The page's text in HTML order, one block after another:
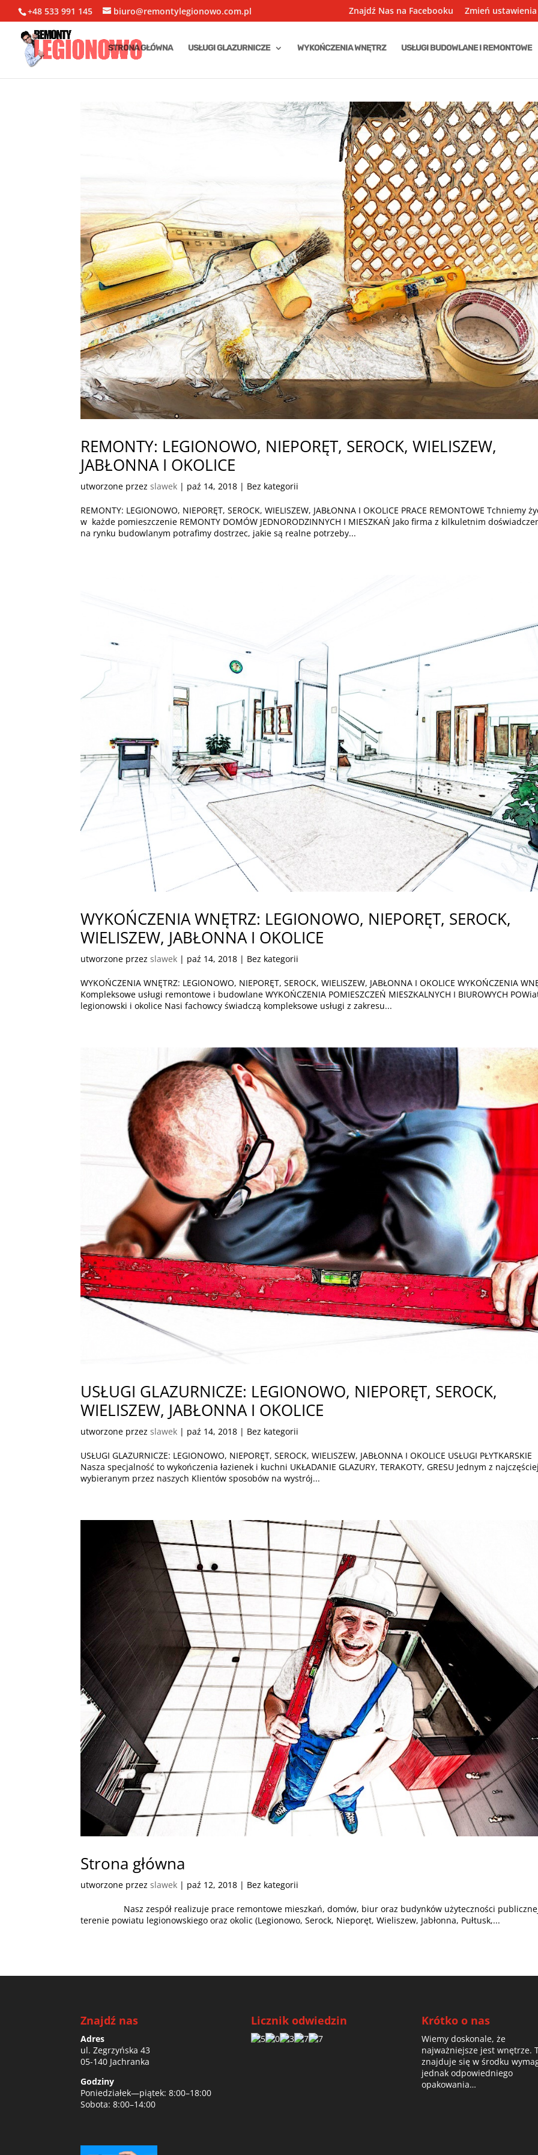
+48 533 991 145 biuro@remontylegionowo.com.pl Znajdź Nas na Facebooku Zmień
STRONA GŁÓWNA USŁUGI GLAZURNICZE WYKOŃCZENIA WNĘTRZ USŁUGI BUDOWLANE I REMONTOWE
REMONTY: LEGIONOWO, NIEPORĘT, SEROCK, WIELISZEW,
JABŁONNA I OKOLICE
utworzone przezslawek | paź 14, 2018 | Bez kategorii
REMONTY: LEGIONOWO, NIEPORĘT, SEROCK, WIELISZEW, JABŁONNA I OKOLICE PRACE REMONTOWE Tchniemy
w każde pomieszczenie REMONTY DOMÓW JEDNORODZINNYCH I MIESZKAŃ Jako firma z kilkuletnim
na rynku budowlanym potrafimy dostrzec, jakie są realne potrzeby...
WYKOŃCZENIA WNĘTRZ: LEGIONOWO, NIEPORĘT, SEROCK,
WIELISZEW, JABŁONNA I OKOLICE
utworzone przezslawek | paź 14, 2018 | Bez kategorii
WYKOŃCZENIA WNĘTRZ: LEGIONOWO, NIEPORĘT, SEROCK, WIELISZEW, JABŁONNA I OKOLICE WYKOŃCZENIA
Kompleksowe usługi remontowe i budowlane WYKOŃCZENIA POMIESZCZEŃ MIESZKALNYCH I BIUROWYCH
legionowski i okolice Nasi fachowcy świadczą kompleksowe usługi z zakresu...
USŁUGI GLAZURNICZE: LEGIONOWO, NIEPORĘT, SEROCK,
WIELISZEW, JABŁONNA I OKOLICE
utworzone przezslawek | paź 14, 2018 | Bez kategorii
USŁUGI GLAZURNICZE: LEGIONOWO, NIEPORĘT, SEROCK, WIELISZEW, JABŁONNA I OKOLICE USŁUGI PŁYTKARSKIE
Nasza specjalność to wykończenia łazienek i kuchni UKŁADANIE GLAZURY, TERAKOTY, GRESU Jednym z
wybieranym przez naszych Klientów sposobów na wystrój...
Strona główna
utworzone przezslawek | paź 12, 2018 | Bez kategorii
Nasz zespół realizuje prace remontowe mieszkań, domów, biur oraz budynków użyteczności
terenie powiatu legionowskiego oraz okolic (Legionowo, Serock, Nieporęt, Wieliszew, Jabłonna, Pułtusk,...
Znajdź nas
Adres
ul. Zegrzyńska 43
05-140 Jachranka
Godziny
Poniedziałek—piątek: 8:00–18:00
Sobota: 8:00–14:00
Licznik odwiedzin Krótko o nas
Wiemy doskonale, że
najważniejsze jest wnętrze.
znajduje się w środku
jednak odpowiedniego
opakowania…